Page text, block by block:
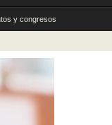
y congresos